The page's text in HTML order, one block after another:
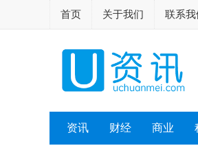
首页 关于我们 联系我
资讯 财经 商业